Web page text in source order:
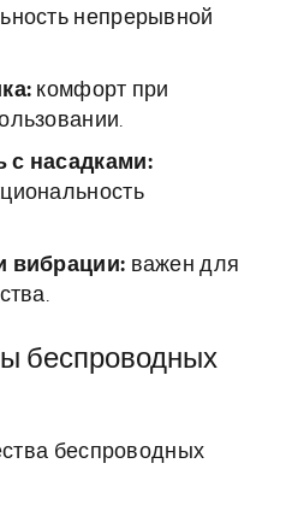
непрерывной
комфорт при
с насадками:
вибрации: важен для
беспроводных
беспроводных